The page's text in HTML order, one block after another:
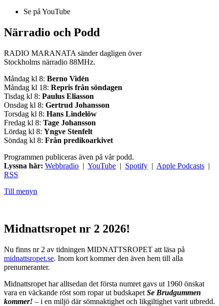
Se på YouTube
Närradio och Podd
RADIO MARANATA sänder dagligen över
Stockholms närradio 88MHz.
Måndag kl 8: Berno Vidén
Måndag kl 18: Repris från söndagen
Tisdag kl 8: Paulus Eliasson
Onsdag kl 8: Gertrud Johansson
Torsdag kl 8: Hans Lindelöw
Fredag kl 8: Tage Johansson
Lördag kl 8: Yngve Stenfelt
Söndag kl 8: Från predikoarkivet
Programmen publiceras även på vår podd.
Lyssna här: Webbradio | YouTube | Spotify | Apple Podcasts |
RSS
Till menyn
Midnattsropet nr 2 2026!
Nu finns nr 2 av tidningen MIDNATTSROPET att läsa på
midnattsropet.se. Inom kort kommer den även hem till alla
prenumeranter.
Midnattsropet har alltsedan det första numret gavs ut 1960 önskat
vara en väckande röst som ropar ut budskapet Se Brudgummen
kommer! – i en miljö där sömnaktighet och likgiltighet varit utbredd.